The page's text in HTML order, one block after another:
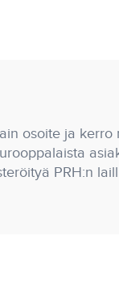
osoite ja
PRH:n